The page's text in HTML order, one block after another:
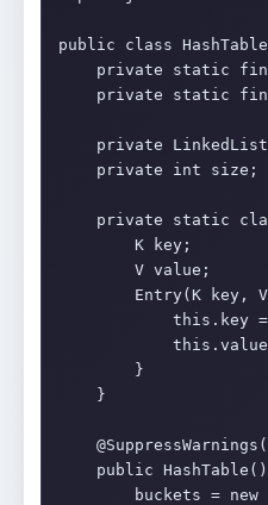
public class
private static
private static
private
    private int size;
private static
        K key;
        V value;
Entry(K key,
this.key
        }
    }
public HashTable()
buckets = new